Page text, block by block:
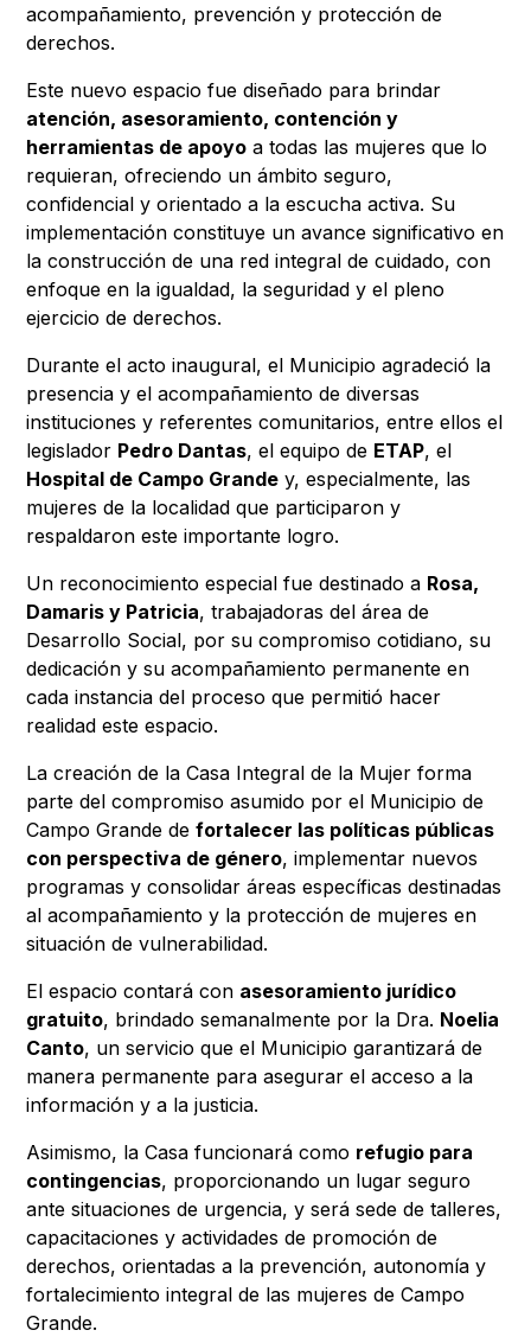
acompañamiento, prevención y protección de
derechos.
Este nuevo espacio fue diseñado para brindar
atención, asesoramiento, contención y
herramientas de apoyo a todas las mujeres que lo
requieran, ofreciendo un ámbito seguro,
confidencial y orientado a la escucha activa. Su
implementación constituye un avance significativo en
la construcción de una red integral de cuidado, con
enfoque en la igualdad, la seguridad y el pleno
ejercicio de derechos.
Durante el acto inaugural, el Municipio agradeció la
presencia y el acompañamiento de diversas
instituciones y referentes comunitarios, entre ellos el
legislador Pedro Dantas, el equipo de ETAP, el
Hospital de Campo Grande y, especialmente, las
mujeres de la localidad que participaron y
respaldaron este importante logro.
Un reconocimiento especial fue destinado a Rosa,
Damaris y Patricia, trabajadoras del área de
Desarrollo Social, por su compromiso cotidiano, su
dedicación y su acompañamiento permanente en
cada instancia del proceso que permitió hacer
realidad este espacio.
La creación de la Casa Integral de la Mujer forma
parte del compromiso asumido por el Municipio de
Campo Grande defortalecer las políticas públicas
con perspectiva de género, implementar nuevos
programas y consolidar áreas específicas destinadas
al acompañamiento y la protección de mujeres en
situación de vulnerabilidad.
El espacio contará con asesoramiento jurídico
gratuito, brindado semanalmente por la Dra. Noelia
Canto, un servicio que el Municipio garantizará de
manera permanente para asegurar el acceso a la
información y a la justicia.
Asimismo, la Casa funcionará como refugio para
contingencias, proporcionando un lugar seguro
ante situaciones de urgencia, y será sede de talleres,
capacitaciones y actividades de promoción de
derechos, orientadas a la prevención, autonomía y
fortalecimiento integral de las mujeres de Campo
Grande.